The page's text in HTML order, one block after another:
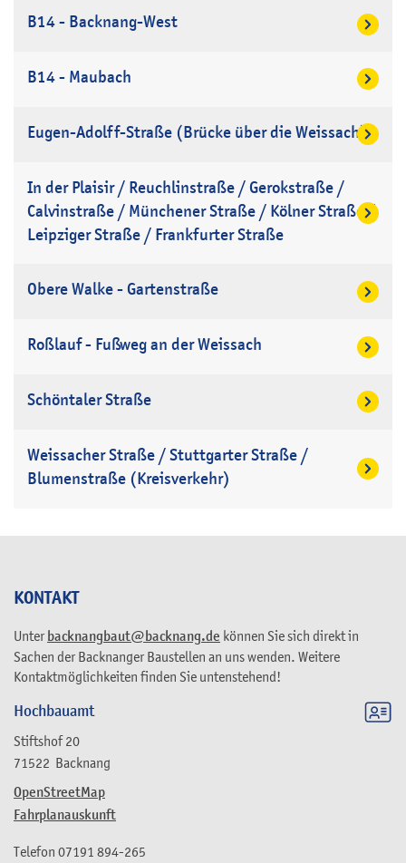
KONTAKT
Unter backnangbaut@backnang.de können Sie sich direkt in
Sachen der Backnanger Baustellen an uns wenden. Weitere
Kontaktmöglichkeiten finden Sie untenstehend!
Hochbauamt
Stiftshof 20
71522 Backnang
OpenStreetMap
Fahrplanauskunft
Telefon 07191 894-265
B14 - Backnang-West
B14 - Maubach
Eugen-Adolff-Straße (Brücke über die Weissach)
In der Plaisir / Reuchlinstraße / Gerokstraße /
Calvinstraße / Münchener Straße / Kölner Straße /
Leipziger Straße / Frankfurter Straße
Obere Walke - Gartenstraße
Roßlauf - Fußweg an der Weissach
Schöntaler Straße
Weissacher Straße / Stuttgarter Straße /
Blumenstraße (Kreisverkehr)